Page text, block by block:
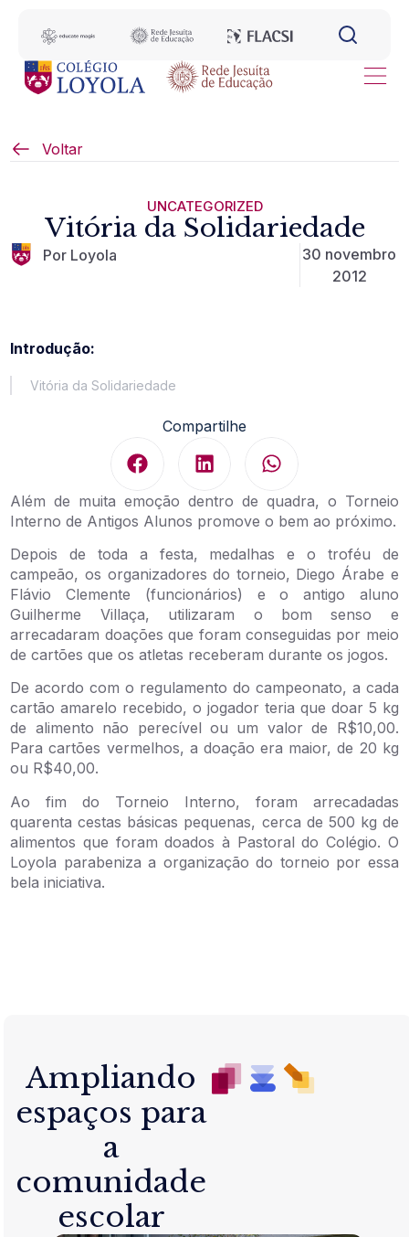
Voltar
UNCATEGORIZED
Vitória da Solidariedade
Por Loyola
30 novembro
2012
Introdução:
Vitória da Solidariedade
Compartilhe
Além de muita emoção dentro de quadra, o Torneio
Interno de Antigos Alunos promove o bem ao próximo.
Depois de toda a festa, medalhas e o troféu de
campeão, os organizadores do torneio, Diego Árabe e
Flávio Clemente (funcionários) e o antigo aluno
Guilherme Villaça, utilizaram o bom senso e
arrecadaram doações que foram conseguidas por meio
de cartões que os atletas receberam durante os jogos.
De acordo com o regulamento do campeonato, a cada
cartão amarelo recebido, o jogador teria que doar 5 kg
de alimento não perecível ou um valor de R$10,00.
Para cartões vermelhos, a doação era maior, de 20 kg
ou R$40,00.
Ao fim do Torneio Interno, foram arrecadadas
quarenta cestas básicas pequenas, cerca de 500 kg de
alimentos que foram doados à Pastoral do Colégio. O
Loyola parabeniza a organização do torneio por essa
bela iniciativa.
Ampliando
espaços para
a
comunidade
escolar